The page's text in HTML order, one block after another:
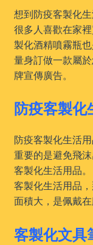
想到防疫客製化
很多人喜歡在家
製化酒精噴霧瓶
量身訂做一款屬
牌宣傳廣告。
防疫客製化
防疫客製化生活
重要的是避免飛
客製化生活用品
客製化生活用品
面積大，是佩戴在
客製化文具